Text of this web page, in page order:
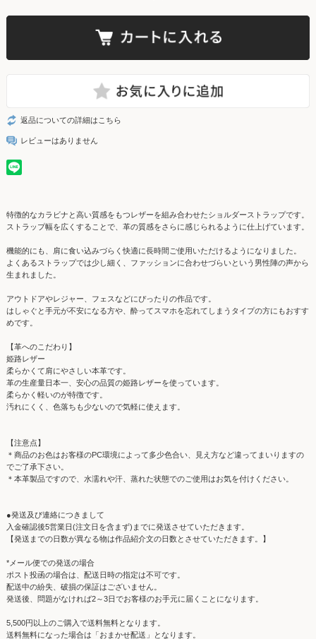
返品についての詳細はこちら
レビューはありません
特徴的なカラビナと高い質感をもつレザーを組み合わせたショルダーストラップです。
ストラップ幅を広くすることで、革の質感をさらに感じられるように仕上げています。
機能的にも、肩に食い込みづらく快適に長時間ご使用いただけるようになりました。
よくあるストラップでは少し細く、ファッションに合わせづらいという男性陣の声から
生まれました。
アウトドアやレジャー、フェスなどにぴったりの作品です。
はしゃぐと手元が不安になる方や、酔ってスマホを忘れてしまうタイプの方にもおすす
めです。
【革へのこだわり】
姫路レザー
柔らかくて肩にやさしい本革です。
革の生産量日本一、安心の品質の姫路レザーを使っています。
柔らかく軽いのが特徴です。
汚れにくく、色落ちも少ないので気軽に使えます。
【注意点】
＊商品のお色はお客様のPC環境によって多少色合い、見え方など違ってまいりますの
でご了承下さい。
＊本革製品ですので、水濡れや汗、蒸れた状態でのご使用はお気を付けください。
●発送及び連絡につきまして
入金確認後5営業日(注文日を含まず)までに発送させていただきます。
【発送までの日数が異なる物は作品紹介文の日数とさせていただきます。】
*メール便での発送の場合
ポスト投函の場合は、配送日時の指定は不可です。
配送中の紛失、破損の保証はございません。
発送後、問題がなければ2～3日でお客様のお手元に届くことになります。
5,500円以上のご購入で送料無料となります。
送料無料になった場合は「おまかせ配送」となります。